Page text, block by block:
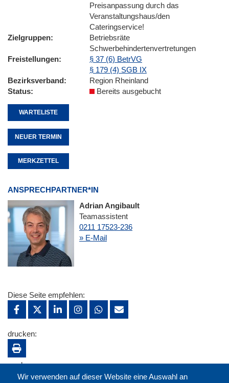
Preisanpassung durch das
Veranstaltungshaus/den
Cateringservice!
Zielgruppen
Betriebsräte
Schwerbehindertenvertretungen
Freistellungen
§ 37 (6) BetrVG
§ 179 (4) SGB IX
Bezirksverband
Region Rheinland
Status
Bereits ausgebucht
WARTELISTE
NEUER TERMIN
MERKZETTEL
ANSPRECHPARTNER*IN
Adrian Angibault
Teamassistent
0211 17523-236
» E-Mail
Wir verwenden auf dieser Website eine Auswahl an
Diese Seite empfehlen:
drucken:
merken: